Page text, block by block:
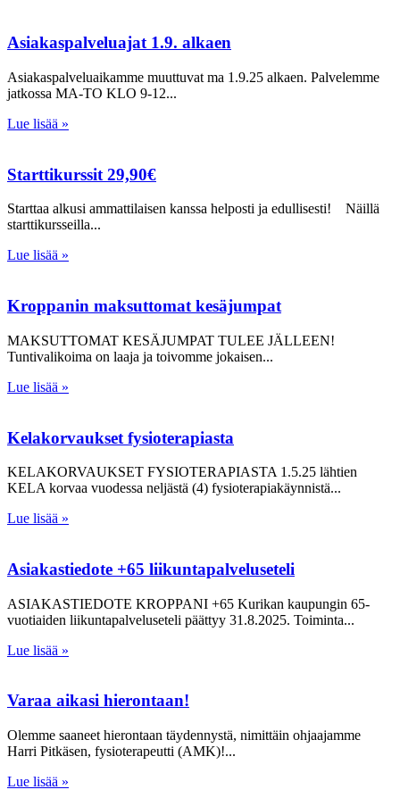
Asiakaspalveluajat 1.9. alkaen
Asiakaspalveluaikamme muuttuvat ma 1.9.25 alkaen. Palvelemme
jatkossa MA-TO KLO 9-12
Lue lisää »
Starttikurssit 29,90€
Starttaa alkusi ammattilaisen kanssa helposti ja edullisesti! Näillä
starttikursseilla
Lue lisää »
Kroppanin maksuttomat kesäjumpat
MAKSUTTOMAT KESÄJUMPAT TULEE JÄLLEEN!
Tuntivalikoima on laaja ja toivomme jokaisen
Lue lisää »
Kelakorvaukset fysioterapiasta
KELAKORVAUKSET FYSIOTERAPIASTA 1.5.25 lähtien
KELA korvaa vuodessa neljästä (4) fysioterapiakäynnistä
Lue lisää »
Asiakastiedote +65 liikuntapalveluseteli
ASIAKASTIEDOTE KROPPANI +65 Kurikan kaupungin 65-
vuotiaiden liikuntapalveluseteli päättyy 31.8.2025. Toiminta
Lue lisää »
Varaa aikasi hierontaan!
Olemme saaneet hierontaan täydennystä, nimittäin ohjaajamme
Harri Pitkäsen, fysioterapeutti (AMK)!
Lue lisää »